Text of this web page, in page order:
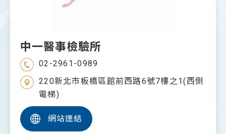
中一醫事檢驗所
02-2961-0989
220新北市板橋區館前西路6號7樓之1(西側
電梯)
網站連結